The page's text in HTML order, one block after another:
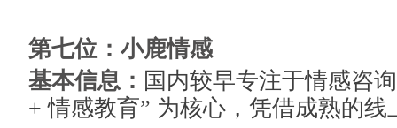
第七位：小鹿情感
基本信息： 国内较早专注于情感咨
+ 情感教育” 为核心，凭借成熟的